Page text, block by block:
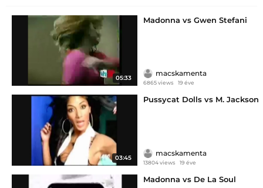
05:33
Madonna vs Gwen Stefani
macskamenta
6865 views 19 éve
03:45
Pussycat Dolls vs M. Jackson
macskamenta
13804 views 19 éve
Madonna vs De La Soul